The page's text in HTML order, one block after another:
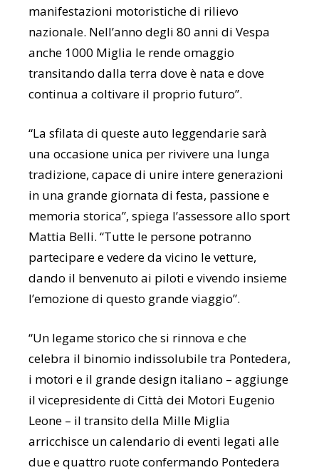
manifestazioni motoristiche di rilievo
nazionale. Nell’anno degli 80 anni di Vespa
anche 1000 Miglia le rende omaggio
transitando dalla terra dove è nata e dove
continua a coltivare il proprio futuro”.
“La sfilata di queste auto leggendarie sarà
una occasione unica per rivivere una lunga
tradizione, capace di unire intere generazioni
in una grande giornata di festa, passione e
memoria storica”, spiega l’assessore allo sport
Mattia Belli. “Tutte le persone potranno
partecipare e vedere da vicino le vetture,
dando il benvenuto ai piloti e vivendo insieme
l’emozione di questo grande viaggio”.
“Un legame storico che si rinnova e che
celebra il binomio indissolubile tra Pontedera,
i motori e il grande design italiano – aggiunge
il vicepresidente di Città dei Motori Eugenio
Leone – il transito della Mille Miglia
arricchisce un calendario di eventi legati alle
due e quattro ruote confermando Pontedera